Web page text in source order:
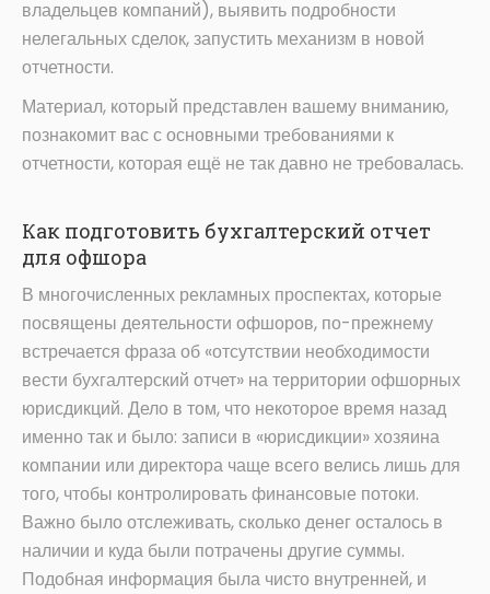
владельцев компаний), выявить подробности
нелегальных сделок, запустить механизм в новой
отчетности.
Материал, который представлен вашему вниманию,
познакомит вас с основными требованиями к
отчетности, которая ещё не так давно не требовалась.
Как подготовить бухгалтерский отчет
для офшора
В многочисленных рекламных проспектах, которые
посвящены деятельности офшоров, по-прежнему
встречается фраза об «отсутствии необходимости
вести бухгалтерский отчет» на территории офшорных
юрисдикций. Дело в том, что некоторое время назад
именно так и было: записи в «юрисдикции» хозяина
компании или директора чаще всего велись лишь для
того, чтобы контролировать финансовые потоки.
Важно было отслеживать, сколько денег осталось в
наличии и куда были потрачены другие суммы.
Подобная информация была чисто внутренней, и